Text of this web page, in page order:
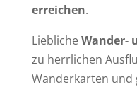
erreichen.
LieblicheWander-
zu herrlichen
Wanderkarten und